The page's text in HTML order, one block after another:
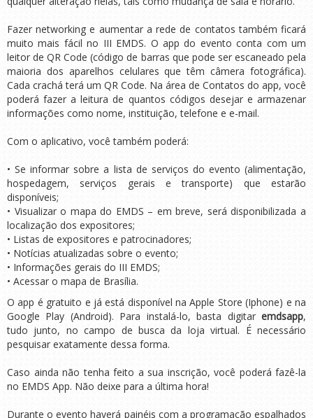
Fazer networking e aumentar a rede de contatos também ficará
muito mais fácil no III EMDS. O app do evento conta com um
leitor de QR Code (código de barras que pode ser escaneado pela
maioria dos aparelhos celulares que têm câmera fotográfica).
Cada crachá terá um QR Code. Na área de Contatos do app, você
poderá fazer a leitura de quantos códigos desejar e armazenar
informações como nome, instituição, telefone e e-mail.
Com o aplicativo, você também poderá:
• Se informar sobre a lista de serviços do evento (alimentação,
hospedagem, serviços gerais e transporte) que estarão
disponíveis;
• Visualizar o mapa do EMDS – em breve, será disponibilizada a
localização dos expositores;
• Listas de expositores e patrocinadores;
• Notícias atualizadas sobre o evento;
• Informações gerais do III EMDS;
• Acessar o mapa de Brasília.
O app é gratuito e já está disponível na Apple Store (Iphone) e na
Google Play (Android). Para instalá-lo, basta digitar emdsapp,
tudo junto, no campo de busca da loja virtual. É necessário
pesquisar exatamente dessa forma.
Caso ainda não tenha feito a sua inscrição, você poderá fazê-la
no EMDS App. Não deixe para a última hora!
Durante o evento haverá painéis com a programação espalhados